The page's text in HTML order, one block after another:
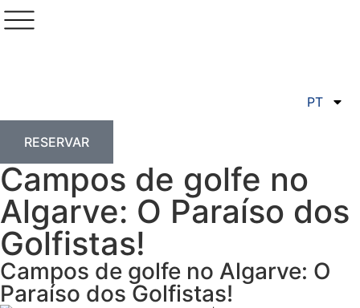
PT
RESERVAR
Campos de golfe no
Algarve: O Paraíso dos
Golfistas!
Campos de golfe no Algarve: O
Paraíso dos Golfistas!